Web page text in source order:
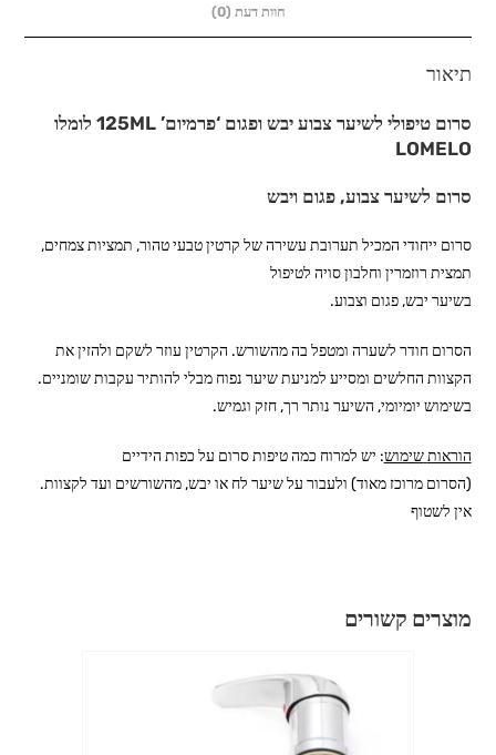
חוות דעת (0)
תיאור
סרום טיפולי לשיער צבוע יבש ופגום ‘פרמיום’ 125ML
לומלו
LOMELO
סרום לשיער צבוע, פגום ויבש
סרום ייחודי המכיל תערובת עשירה של קרטין טבעי טהור, תמציות צמחים,
תמצית רוזמרין וחלבון סויה לטיפול
בשיער יבש, פגום וצבוע.
הסרום חודר לשערה ומטפל בה מהשורש. הקרטין עוזר לשקם ולהזין את
הקצוות החלשים ומסייע למניעת שיער נפוח מבלי להותיר עקבות שומניים.
בשימוש יומיומי, השיער נותר רך, חזק וגמיש.
הוראות שימוש: יש למרוח כמה טיפות סרום על כפות הידיים
(הסרום מרוכז מאוד) ולעבור על שיער לח או יבש,מהשורשים ועד לקצוות.
אין לשטוף
מוצרים קשורים